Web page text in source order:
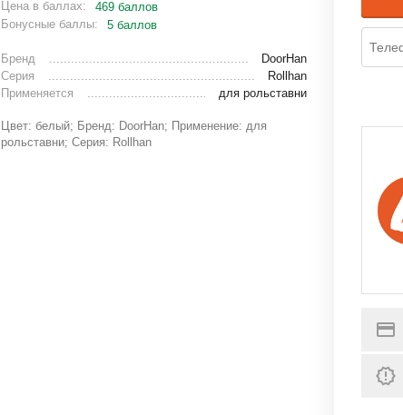
Цена в баллах:
469 баллов
Бонусные баллы:
5 баллов
Бренд
DoorHan
Серия
Rollhan
Применяется
для рольставни
Цвет: белый; Бренд: DoorHan; Применение: для
рольставни; Серия: Rollhan